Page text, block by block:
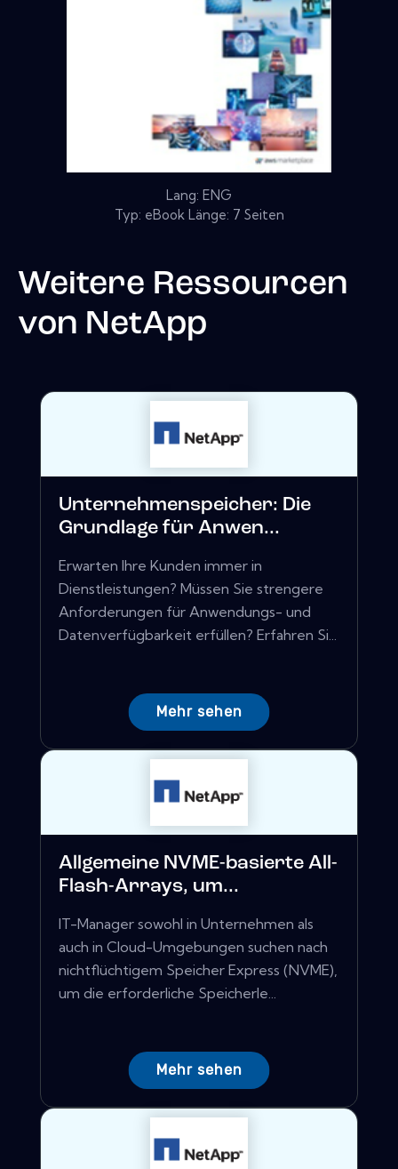
Lang: ENG
Typ: eBook Länge: 7 Seiten
Weitere Ressourcen
von NetApp
Unternehmenspeicher: Die
Grundlage für Anwen...
Erwarten Ihre Kunden immer in
Dienstleistungen? Müssen Sie strengere
Anforderungen für Anwendungs- und
Datenverfügbarkeit erfüllen? Erfahren Si...
Mehr sehen
Allgemeine NVME-basierte All-
Flash-Arrays, um...
IT-Manager sowohl in Unternehmen als
auch in Cloud-Umgebungen suchen nach
nichtflüchtigem Speicher Express (NVME),
um die erforderliche Speicherle...
Mehr sehen